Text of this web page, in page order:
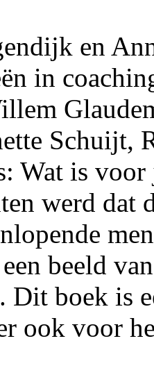
en
in
Schuijt,
Wat is
werd dat
beeld
Dit boek is
ook voor